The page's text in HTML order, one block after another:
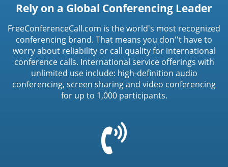
Rely on a Global Conferencing Leader
FreeConferenceCall.com is the world's most recognized
conferencing brand. That means you don''t have to
worry about reliability or call quality for international
conference calls. International service offerings with
unlimited use include: high-definition audio
conferencing, screen sharing and video conferencing
for up to 1,000 participants.
t('common.phone_icon')